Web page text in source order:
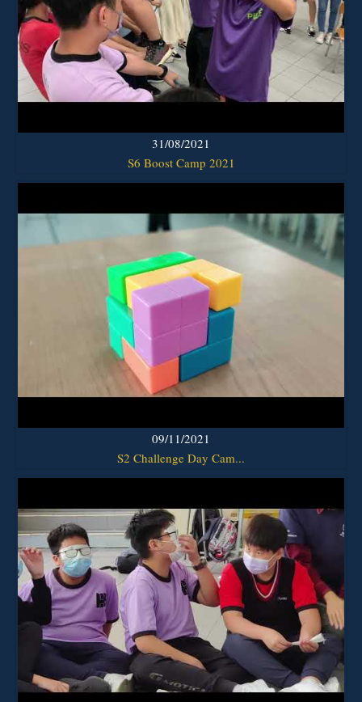
31/08/2021
S6 Boost Camp 2021
09/11/2021
S2 Challenge Day Cam...